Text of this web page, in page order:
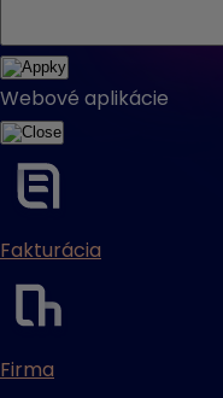
Webové aplikácie
Fakturácia
Firma